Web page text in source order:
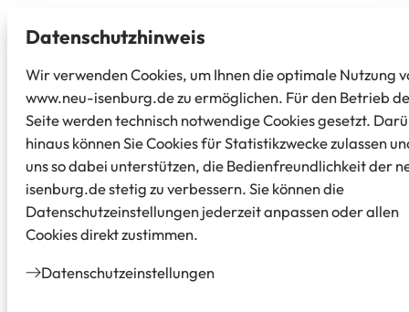
Datenschutz­hinweis
Wir verwenden Cookies, um Ihnen die optimale Nutzung
www.neu-isenburg.de zu ermöglichen. Für den Betrieb
Seite werden technisch notwendige Cookies gesetzt.
hinaus können Sie Cookies für Statistikzwecke zulassen
uns so dabei unterstützen, die Bedienfreundlichkeit der
isenburg.de stetig zu verbessern. Sie können die
Datenschutzeinstellungen jederzeit anpassen oder allen
Cookies direkt zustimmen.
Datenschutz­einstellungen